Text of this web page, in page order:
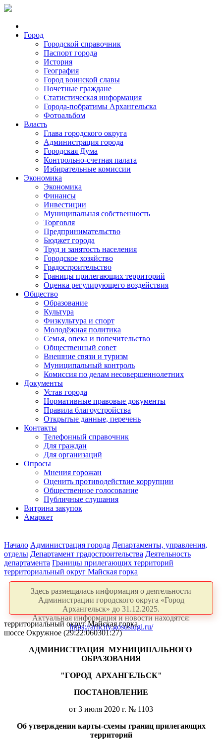
Город
Городской справочник
Паспорт города
История
География
Город воинской славы
Почетные граждане
Статистическая информация
Города-побратимы Архангельска
Фотоальбом
Власть
Глава городского округа
Администрация города
Городская Дума
Контрольно-счетная палата
Избирательные комиссии
Экономика
Экономика
Финансы
Инвестиции
Муниципальная собственность
Торговля
Предпринимательство
Бюджет города
Труд и занятость населения
Городское хозяйство
Градостроительство
Границы прилегающих территорий
Оценка регулирующего воздействия
Общество
Образование
Культура
Физкультура и спорт
Молодёжная политика
Семья, опека и попечительство
Общественный совет
Внешние связи и туризм
Муниципальный контроль
Комиссия по делам несовершеннолетних
Документы
Устав города
Нормативные правовые документы
Правила благоустройства
Открытые данные, перечень
Контакты
Телефонный справочник
Для граждан
Для организаций
Опросы
Мнения горожан
Оценить противодействие коррупции
Общественное голосование
Публичные слушания
Витрина закупок
Амаркет
Начало Администрация города Департаменты, управления,
отделы Департамент градостроительства Деятельность
департамента Границы прилегающих территорий
территориальный округ Майская горка
Здесь размещалась информация о деятельности
Администрации городского округа «Город
Архангельск» до 31.12.2025.
Актуальная информация и новости находятся:
https://arhcity.gosuslugi.ru/
территориальный округ Майская горка
шоссе Окружное (29:22:060301:27)
АДМИНИСТРАЦИЯ МУНИЦИПАЛЬНОГО
ОБРАЗОВАНИЯ
"ГОРОД АРХАНГЕЛЬСК"
ПОСТАНОВЛЕНИЕ
от 3 июля 2020 г. № 1103
Об утверждении карты-схемы границ прилегающих
территорий